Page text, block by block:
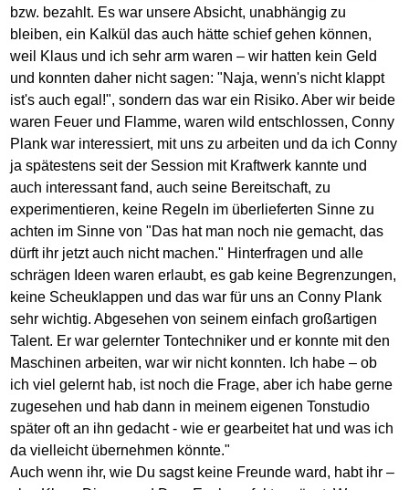
bzw. bezahlt. Es war unsere Absicht, unabhängig zu
bleiben, ein Kalkül das auch hätte schief gehen können,
weil Klaus und ich sehr arm waren – wir hatten kein Geld
und konnten daher nicht sagen: "Naja, wenn's nicht klappt
ist's auch egal!", sondern das war ein Risiko. Aber wir beide
waren Feuer und Flamme, waren wild entschlossen, Conny
Plank war interessiert, mit uns zu arbeiten und da ich Conny
ja spätestens seit der Session mit Kraftwerk kannte und
auch interessant fand, auch seine Bereitschaft, zu
experimentieren, keine Regeln im überlieferten Sinne zu
achten im Sinne von "Das hat man noch nie gemacht, das
dürft ihr jetzt auch nicht machen." Hinterfragen und alle
schrägen Ideen waren erlaubt, es gab keine Begrenzungen,
keine Scheuklappen und das war für uns an Conny Plank
sehr wichtig. Abgesehen von seinem einfach großartigen
Talent. Er war gelernter Tontechniker und er konnte mit den
Maschinen arbeiten, war wir nicht konnten. Ich habe – ob
ich viel gelernt hab, ist noch die Frage, aber ich habe gerne
zugesehen und hab dann in meinem eigenen Tonstudio
später oft an ihn gedacht - wie er gearbeitet hat und was ich
da vielleicht übernehmen könnte."
Auch wenn ihr, wie Du sagst keine Freunde ward, habt ihr –